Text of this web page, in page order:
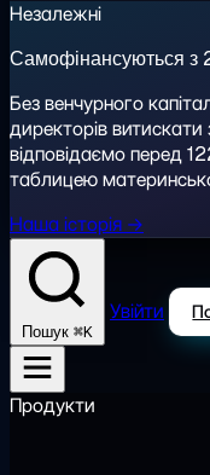
Незалежні
Самофінансуються з
Без венчурного
директорів витискати
відповідаємо перед
таблицею
Наша історія →
Пошук ⌘K
Увійти
Продукти